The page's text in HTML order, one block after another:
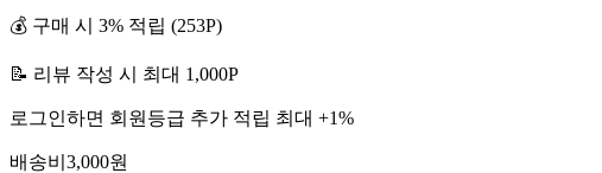
💰 구매 시 3% 적립 (253P)
📝 리뷰 작성 시 최대 1,000P
로그인하면 회원등급 추가 적립 최대 +1%
배송비 3,000원